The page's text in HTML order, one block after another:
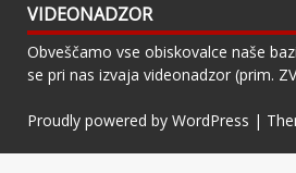
VIDEONADZOR
Obveščamo vse obiskovalce naše
se pri nas izvaja videonadzor (prim.
Proudly powered by WordPress |